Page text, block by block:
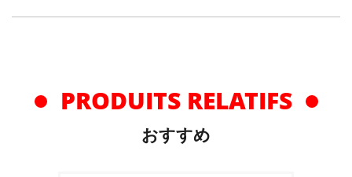
PRODUITS RELATIFS
おすすめ